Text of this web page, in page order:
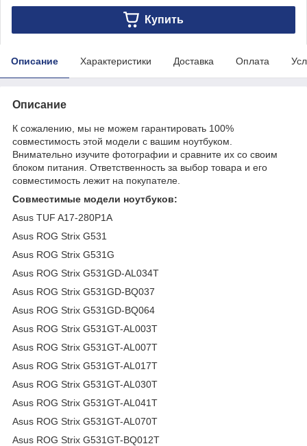
Купить
Описание Характеристики Доставка Оплата
Описание
К сожалению, мы не можем гарантировать 100%
совместимость этой модели с вашим ноутбуком.
Внимательно изучите фотографии и сравните их со своим
блоком питания. Ответственность за выбор товара и его
совместимость лежит на покупателе.
Совместимые модели ноутбуков:
Asus TUF A17-280P1A
Asus ROG Strix G531
Asus ROG Strix G531G
Asus ROG Strix G531GD-AL034T
Asus ROG Strix G531GD-BQ037
Asus ROG Strix G531GD-BQ064
Asus ROG Strix G531GT-AL003T
Asus ROG Strix G531GT-AL007T
Asus ROG Strix G531GT-AL017T
Asus ROG Strix G531GT-AL030T
Asus ROG Strix G531GT-AL041T
Asus ROG Strix G531GT-AL070T
Asus ROG Strix G531GT-BQ012T